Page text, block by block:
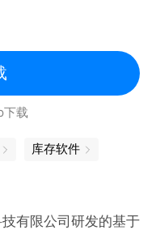
下载
库存软件
有限公司研发的基于